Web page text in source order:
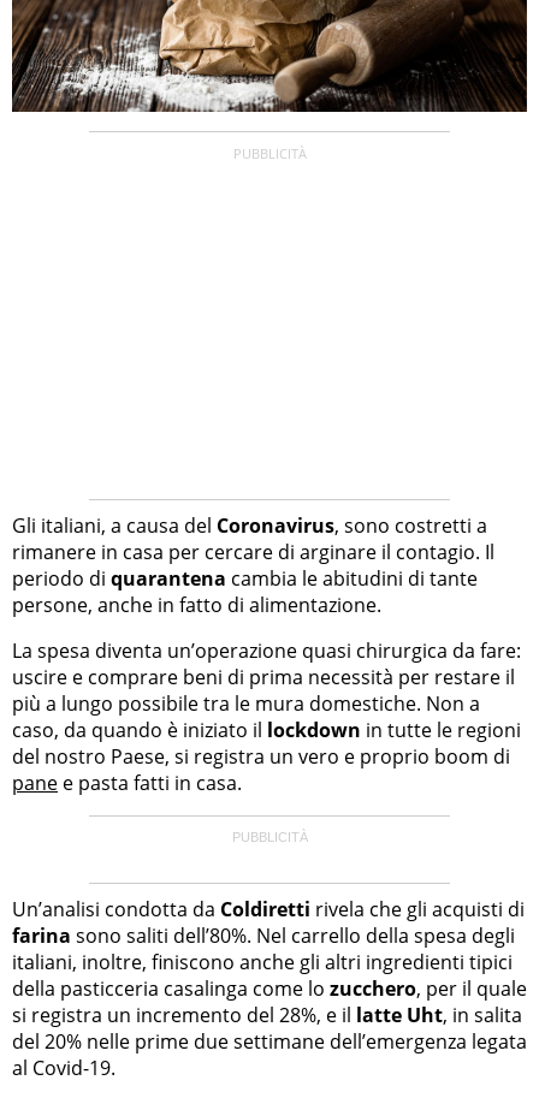
Gli italiani, a causa del Coronavirus, sono costretti a
rimanere in casa per cercare di arginare il contagio. Il
periodo di quarantena cambia le abitudini di tante
persone, anche in fatto di alimentazione.
La spesa diventa un’operazione quasi chirurgica da fare:
uscire e comprare beni di prima necessità per restare il
più a lungo possibile tra le mura domestiche. Non a
caso, da quando è iniziato il lockdown in tutte le regioni
del nostro Paese, si registra un vero e proprio boom di
pane e pasta fatti in casa.
Un’analisi condotta da Coldiretti rivela che gli acquisti di
farina sono saliti dell’80%. Nel carrello della spesa degli
italiani, inoltre, finiscono anche gli altri ingredienti tipici
della pasticceria casalinga come lo zucchero, per il quale
si registra un incremento del 28%, e il latte Uht, in salita
del 20% nelle prime due settimane dell’emergenza legata
al Covid-19.